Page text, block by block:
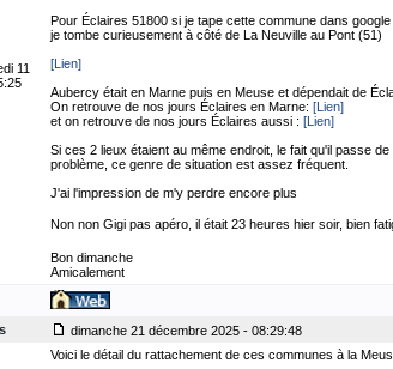
11
Pour Éclaires 51800 si je tape cette commune dans
je tombe curieusement à côté de La Neuville au Pont (51)
[Lien]
Aubercy était en Marne puis en Meuse et dépendait de
On retrouve de nos jours Éclaires en Marne: [Lien]
et on retrouve de nos jours Éclaires aussi : [Lien]
Si ces 2 lieux étaient au même endroit, le fait qu'il passe
problème, ce genre de situation est assez fréquent.
J'ai l'impression de m'y perdre encore plus
Non non Gigi pas apéro, il était 23 heures hier soir, bien
Bon dimanche
Amicalement
dimanche 21 décembre 2025 - 08:29:48
Voici le détail du rattachement de ces communes à la